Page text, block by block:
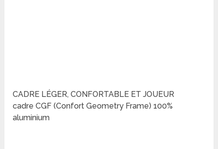
CADRE LÉGER, CONFORTABLE ET JOUEUR
cadre CGF (Confort Geometry Frame) 100%
aluminium